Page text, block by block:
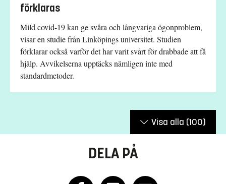
förklaras
Mild covid-19 kan ge svåra och långvariga ögonproblem,
visar en studie från Linköpings universitet. Studien
förklarar också varför det har varit svårt för drabbade att få
hjälp. Avvikelserna upptäcks nämligen inte med
standardmetoder.
Visa alla (100)
DELA PÅ